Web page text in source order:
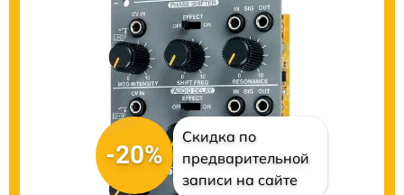
-20%
Скидка по
предварительной
записи на сайте